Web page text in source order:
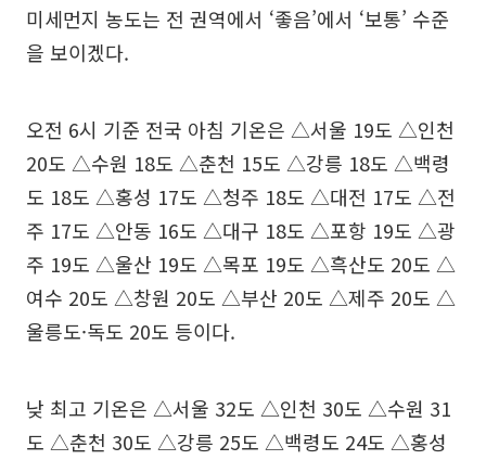
미세먼지 농도는 전 권역에서 ‘좋음’에서 ‘보통’ 수준
을 보이겠다.
오전 6시 기준 전국 아침 기온은 △서울 19도 △인천
20도 △수원 18도 △춘천 15도 △강릉 18도 △백령
도 18도 △홍성 17도 △청주 18도 △대전 17도 △전
주 17도 △안동 16도 △대구 18도 △포항 19도 △광
주 19도 △울산 19도 △목포 19도 △흑산도 20도 △
여수 20도 △창원 20도 △부산 20도 △제주 20도 △
울릉도·독도 20도 등이다.
낮 최고 기온은 △서울 32도 △인천 30도 △수원 31
도 △춘천 30도 △강릉 25도 △백령도 24도 △홍성